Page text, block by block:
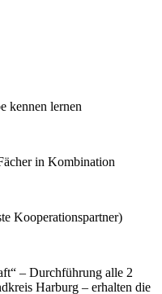
kennen lernen
in Kombination
Kooperationspartner)
– Durchführung alle 2
Harburg – erhalten die